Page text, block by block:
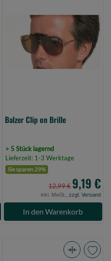
Brille
Balzer Clip on Brille
> 5 Stück lagernd
Lieferzeit: 1-3 Werktage
Sie sparen 29%
12,99 € 9,19 €
inkl. MwSt., zzgl. Versand
In den Warenkorb